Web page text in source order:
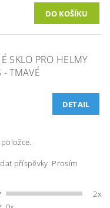
SKLO PRO HELMY
- TMAVÉ
DETAIL
příspěvky. Prosím
2x